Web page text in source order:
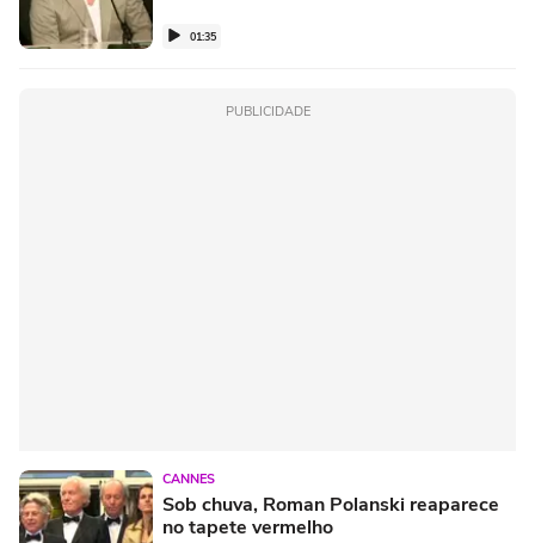
01:35
PUBLICIDADE
CANNES
Sob chuva, Roman Polanski reaparece
no tapete vermelho